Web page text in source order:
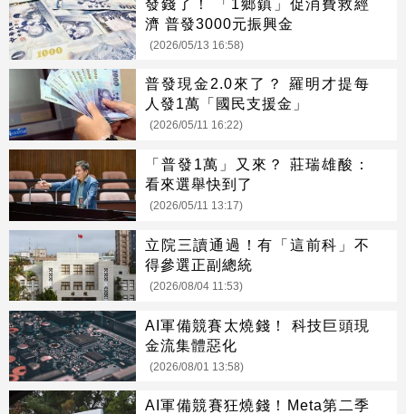
發錢了！ 「1鄉鎮」促消費救經
濟 普發3000元振興金
(2026/05/13 16:58)
普發現金2.0來了？ 羅明才提每
人發1萬「國民支援金」
(2026/05/11 16:22)
「普發1萬」又來？ 莊瑞雄酸：
看來選舉快到了
(2026/05/11 13:17)
立院三讀通過！有「這前科」不
得參選正副總統
(2026/08/04 11:53)
AI軍備競賽太燒錢！ 科技巨頭現
金流集體惡化
(2026/08/01 13:58)
AI軍備競賽狂燒錢！Meta第二季